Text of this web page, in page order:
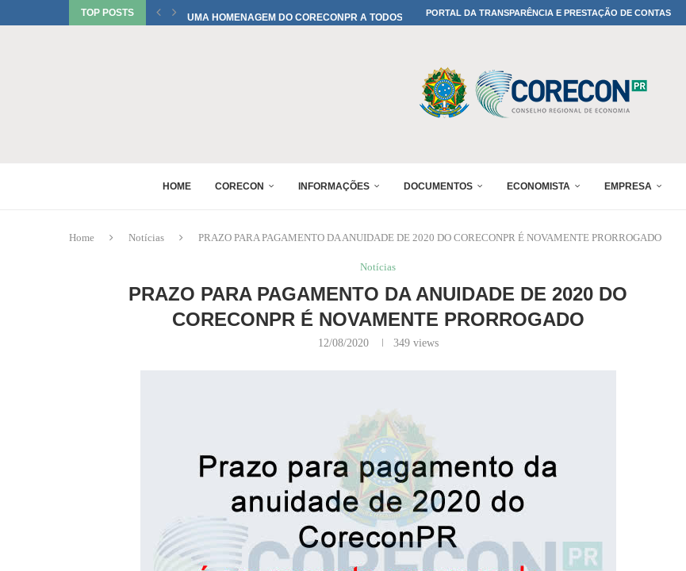
TOP POSTS UMA HOMENAGEM DO CORECONPR A TODOS OS PAIS!PORTAL DA TRANSPARÊNCIA E PRESTAÇÃO DE CONTAS
HOME CORECON INFORMAÇÕES DOCUMENTOS ECONOMISTA EMPRESA
Home Notícias PRAZO PARA PAGAMENTO DA ANUIDADE DE 2020 DO CORECONPR É NOVAMENTE PRORROGADO
Notícias
PRAZO PARA PAGAMENTO DA ANUIDADE DE 2020 DO
CORECONPR É NOVAMENTE PRORROGADO
12/08/2020 349views